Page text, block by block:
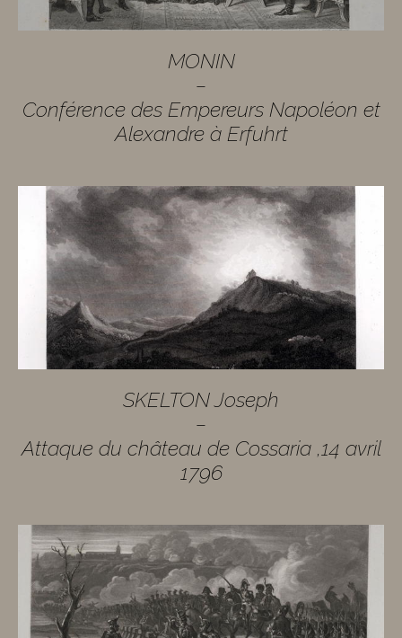
MONIN
–
Conférence des Empereurs Napoléon et
Alexandre à Erfuhrt
SKELTON Joseph
–
Attaque du château de Cossaria ,14 avril
1796